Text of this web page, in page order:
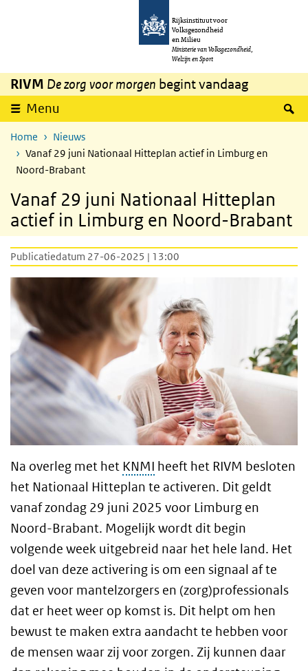
Overslaan en naar de inhoud gaan
Rijksinstituut voor
Volksgezondheid
en Milieu
Ministerie van Volksgezondheid,
Welzijn en Sport
RIVM De zorg voor morgen begint vandaag
Menu
Home
Nieuws
Vanaf 29 juni Nationaal Hitteplan actief in Limburg en
Noord-Brabant
Vanaf 29 juni Nationaal Hitteplan
actief in Limburg en Noord-Brabant
Publicatiedatum 27-06-2025 | 13:00
Na overleg met het KNMI heeft het RIVM besloten
het Nationaal Hitteplan te activeren. Dit geldt
vanaf zondag 29 juni 2025 voor Limburg en
Noord-Brabant. Mogelijk wordt dit begin
volgende week uitgebreid naar het hele land. Het
doel van deze activering is om een signaal af te
geven voor mantelzorgers en (zorg)professionals
dat er heet weer op komst is. Dit helpt om hen
bewust te maken extra aandacht te hebben voor
de mensen waar zij voor zorgen. Zij kunnen daar